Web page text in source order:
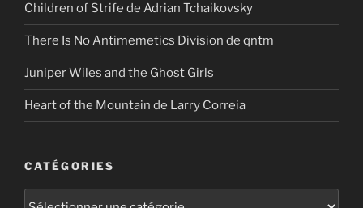
Children of Strife de Adrian Tchaikovsky
There Is No Antimemetics Division de qntm
Juniper Wiles and the Ghost Girls
Heart of the Mountain de Larry Correia
CATÉGORIES